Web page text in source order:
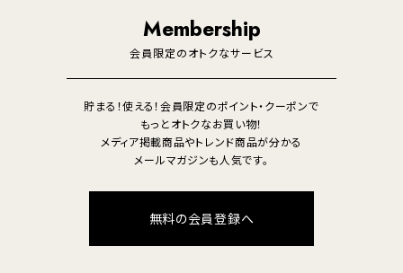
Membership
会員限定のオトクなサービス
貯まる！使える！会員限定のポイント・クーポンで
もっとオトクなお買い物！
メディア掲載商品やトレンド商品が分かる
メールマガジンも人気です。
無料の会員登録へ